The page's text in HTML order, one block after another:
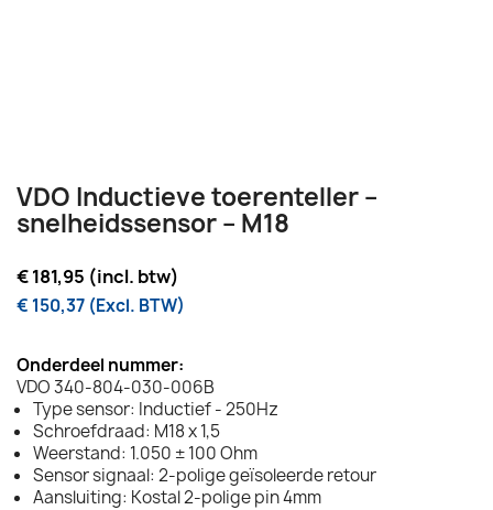
VDO Inductieve toerenteller –
snelheidssensor – M18
€ 181,95 (incl. btw)
€ 150,37 (Excl. BTW)
Onderdeel nummer:
VDO 340-804-030-006B
Type sensor: Inductief - 250Hz
Schroefdraad: M18 x 1,5
Weerstand: 1.050 ± 100 Ohm
Sensor signaal: 2-polige geïsoleerde retour
Aansluiting: Kostal 2-polige pin 4mm